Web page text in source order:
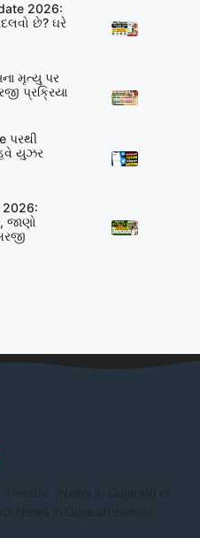
2026:
છે? ઘરે
મૃત્યુ પર
પ્રક્રિયા
પરથી
યુઝર
2026:
જાણો
વેબસાઈટ (News in Gujarati) છે.
News in Gujarati સમાચાર